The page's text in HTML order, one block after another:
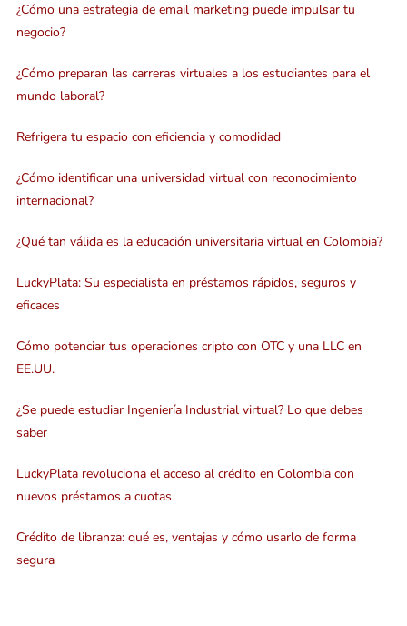
¿Cómo una estrategia de email marketing puede impulsar tu
negocio?
¿Cómo preparan las carreras virtuales a los estudiantes para el
mundo laboral?
Refrigera tu espacio con eficiencia y comodidad
¿Cómo identificar una universidad virtual con reconocimiento
internacional?
¿Qué tan válida es la educación universitaria virtual en Colombia?
LuckyPlata: Su especialista en préstamos rápidos, seguros y
eficaces
Cómo potenciar tus operaciones cripto con OTC y una LLC en
EE.UU.
¿Se puede estudiar Ingeniería Industrial virtual? Lo que debes
saber
LuckyPlata revoluciona el acceso al crédito en Colombia con
nuevos préstamos a cuotas
Crédito de libranza: qué es, ventajas y cómo usarlo de forma
segura